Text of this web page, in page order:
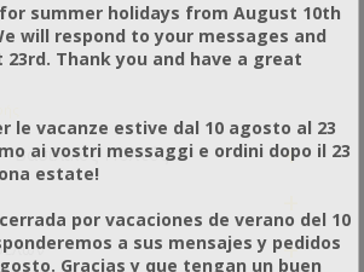
Βασιλικός Πολτός +
+
summer holidays from August 10th
will respond to your messages and
Thank you and have a great
le vacanze estive dal 10 agosto al 23
ai vostri messaggi e ordini dopo il 23
estate!
por vacaciones de verano del 10
a sus mensajes y pedidos
Gracias y que tengan un buen